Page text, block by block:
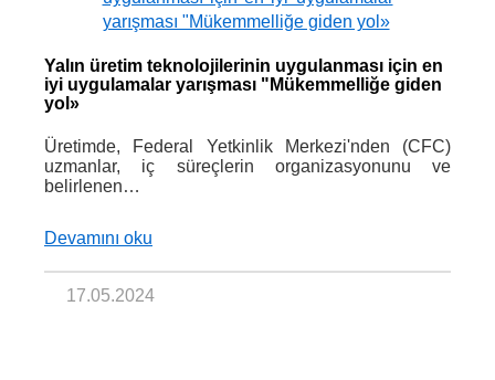
Yalın üretim teknolojilerinin uygulanması için en
iyi uygulamalar yarışması "Mükemmelliğe giden
yol»
Üretimde, Federal Yetkinlik Merkezi'nden (CFC)
uzmanlar, iç süreçlerin organizasyonunu ve
belirlenen…
Devamını oku
17.05.2024